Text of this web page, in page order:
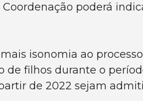
Coordenação poderá
isonomia ao
filhos durante o
de 2022 sejam